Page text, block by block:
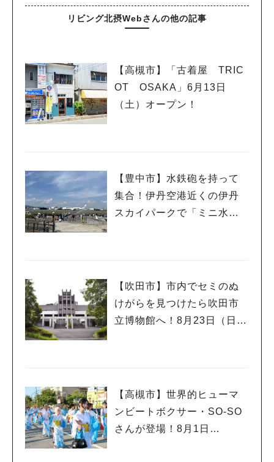
リビング北摂Webさんの他の記事
【高槻市】「古着屋 TRIC
OT OSAKA」6月13日
（土）オープン！
【豊中市】水鉄砲を持って
集合！伊丹空港近くの伊丹
スカイパークで「ミニ水合
【吹田市】市内でセミのぬ
けがらを見つけたら吹田市
立博物館へ！8月23日（日）
【高槻市】世界的ヒューマ
ンビートボクサー・SO-SO
さんが登場！8月1日